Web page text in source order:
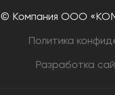
© Компания ООО
Политика
Разработка